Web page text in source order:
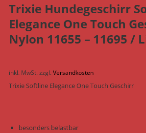
Trixie Hundegeschirr
Elegance One Touch
Nylon 11655 – 11695 /
inkl. MwSt. zzgl. Versandkosten
Trixie Softline Elegance One Touch Geschirr
besonders belastbar